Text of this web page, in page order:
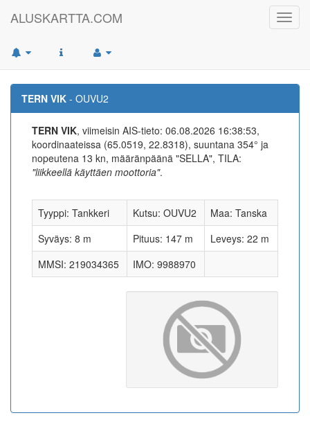
ALUSKARTTA.COM
TERN VIK - OUVU2
TERN VIK, viimeisin AIS-tieto: 06.08.2026 16:38:53,
koordinaateissa (65.0519, 22.8318), suuntana 354° ja
nopeutena 13 kn, määränpäänä "SELLA", TILA:
"liikkeellä käyttäen moottoria".
Tyyppi: Tankkeri Kutsu: OUVU2
Maa: Tanska
Syväys: 8 m
Pituus: 147 m
Leveys: 22 m
MMSI: 219034365
IMO: 9988970